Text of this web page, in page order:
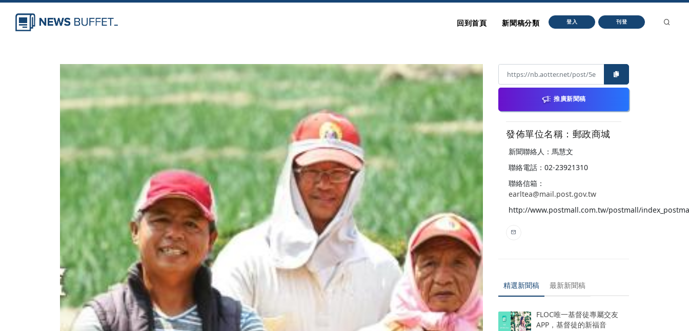
回到首頁 新聞稿分類 登入 刊登
推廣新聞稿
發佈單位名稱：郵政商城
新聞聯絡人：馬慧文
聯絡電話：02-23921310
聯絡信箱：
earltea@mail.post.gov.tw
http://www.postmall.com.tw/postmall/
精選新聞稿 最新新聞稿
FLOC唯一基督徒專屬交友
APP，基督徒的新福音